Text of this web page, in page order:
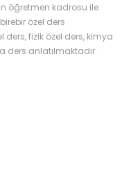
öğretmen kadrosu ile
özel ders
ders, fizik özel ders, kimya
ders anlatılmaktadır.